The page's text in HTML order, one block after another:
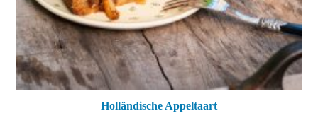
Holländische Appeltaart